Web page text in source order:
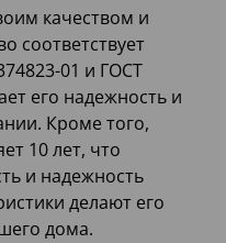
качеством и
соответствует
01 и ГОСТ
его надежность и
Кроме того,
10 лет, что
и надежность
делают его
дома.